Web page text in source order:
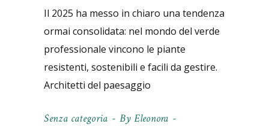
Il 2025 ha messo in chiaro una tendenza
ormai consolidata: nel mondo del verde
professionale vincono le piante
resistenti, sostenibili e facili da gestire.
Architetti del paesaggio
Senza categoria By Eleonora